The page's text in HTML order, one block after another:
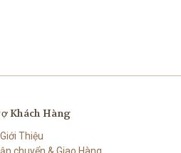
Khách Hàng
Giới Thiệu
chuyển & Giao Hàng